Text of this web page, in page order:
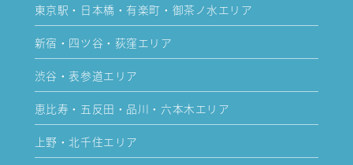
東京駅・日本橋・有楽町・御茶ノ水エリア
新宿・四ツ谷・荻窪エリア
渋谷・表参道エリア
恵比寿・五反田・品川・六本木エリア
上野・北千住エリア